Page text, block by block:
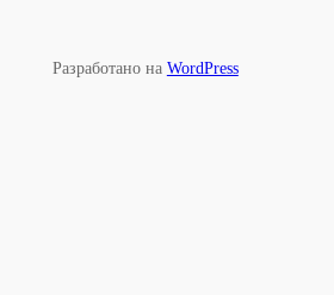
Разработано на WordPress